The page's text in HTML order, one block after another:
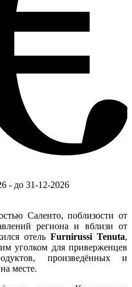
- до 31-12-2026
Саленто, поблизости от
региона и вблизи от
отель Furnirussi Tenuta,
уголком для приверженцев
произведённых и
месте.